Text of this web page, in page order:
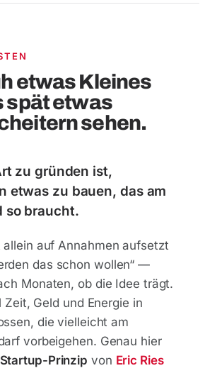
etwas Kleines
spät etwas
sehen.
zu gründen ist,
etwas zu bauen, das am
so braucht.
allein auf Annahmen aufsetzt
das schon wollen“ —
Monaten, ob die Idee trägt.
Geld und Energie in
die vielleicht am
vorbeigehen. Genau hier
Prinzip von Eric Ries